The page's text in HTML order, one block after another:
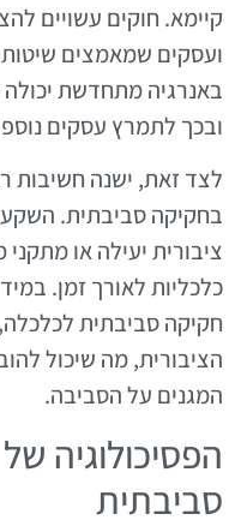
קיימא. חוקים עשויים
ועסקים שמאמצים
באנרגיה מתחדשת יכולה
ובכך לתמרץ עסקים
לצד זאת, ישנה חשיבות
בחקיקה סביבתית.
ציבורית יעילה או
כלכליות לאורך זמן.
חקיקה סביבתית
הציבורית, מה שיכול
המגנים על הסביבה.
הפסיכולוגיה
סביבתית